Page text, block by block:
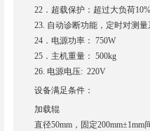
22．超载保护：超过大负荷
23. 自动诊断功能，定时对测
24．电源功率： 750W
25．主机重量： 500kg
26. 电源电压: 220V
设备满足条件：
加载辊
直径50mm，固定200mm±1mm